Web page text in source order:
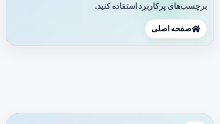
برچسب‌های پرکاربرد استفاده کنید.
صفحه اصلی